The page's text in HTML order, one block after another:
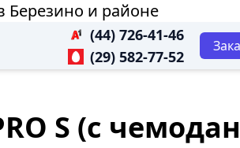
Березино и районе
(44) 726-41-46
(29) 582-77-52
S (с